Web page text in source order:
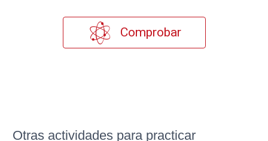
Comprobar
Otras actividades para practicar